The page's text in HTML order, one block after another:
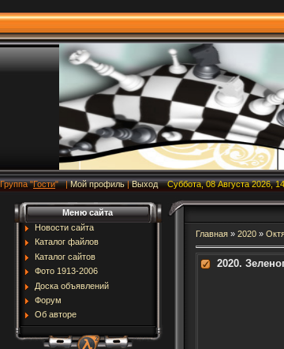
Группа"Гости" |Мой профиль |Выход Суббота, 08 Августа 2026,
Меню сайта
Новости сайта
Каталог файлов
Каталог сайтов
Фото 1913-2006
Доска объявлений
Форум
Об авторе
Главная» 2020 »
2020.